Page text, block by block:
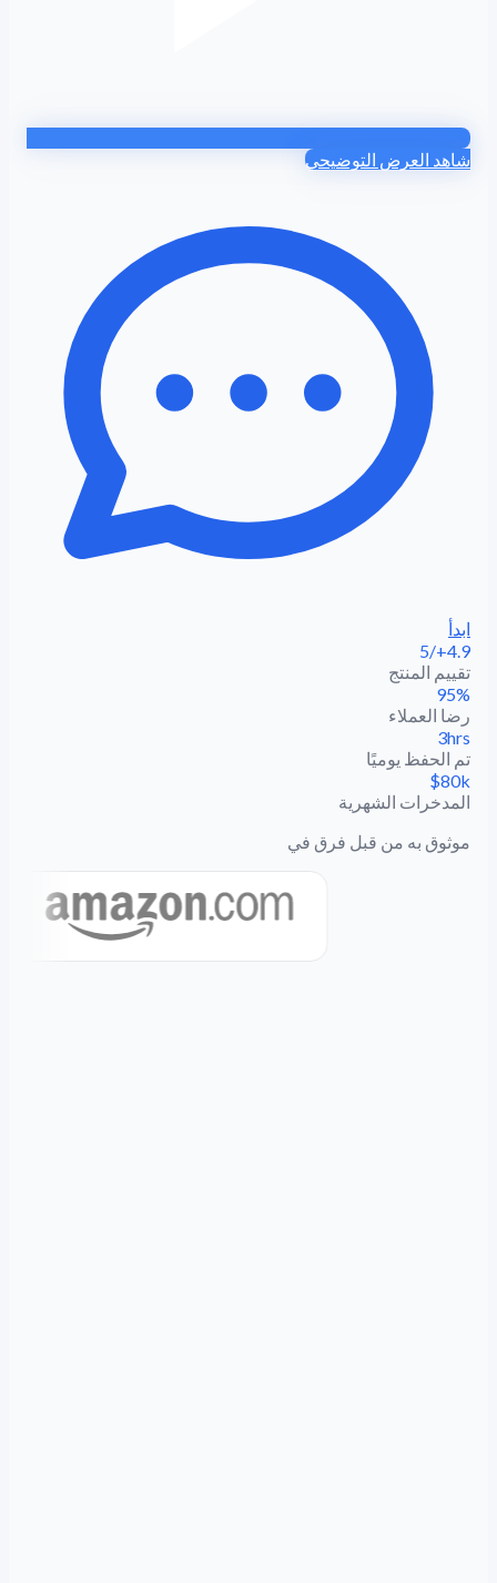
شاهد العرض التوضيحي
ابدأ
4.9+/5
تقييم المنتج
95%
رضا العملاء
3hrs
تم الحفظ يوميًا
$80k
المدخرات الشهرية
موثوق به من قبل فرق في